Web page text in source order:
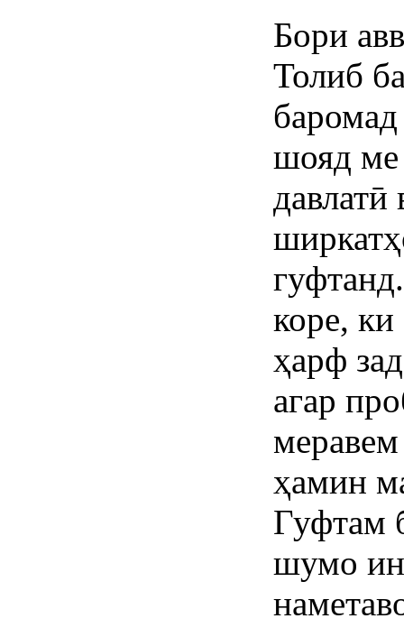
Бори
Толиб
шояд ме
коре,
ҳарф
агар
ҳамин
Гуфтам
шумо ин